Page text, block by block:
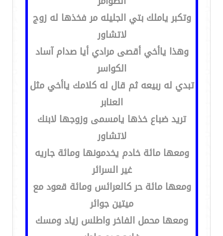
وتكبر ياملك بتي الجليله مر فخذها له زوج
لاتشاور
وهذا ياأخي أقصى مرادي أيا صدام آساد
الكواسر
تبدي له ربيعه ثم قال له كلامك ياأخي مثل
العنابر
تريد ضباع خذها يامسمى وزوجها لابنك
لاتشاور
ومعها مائة خادم يخدمونها ومائة جاريه
غير السرائر
ومعها مائة حر كالعرائس ومائة قعود مع
ميتين جوائر
ومعها محمل الفاخر واطلس زياد ومسك